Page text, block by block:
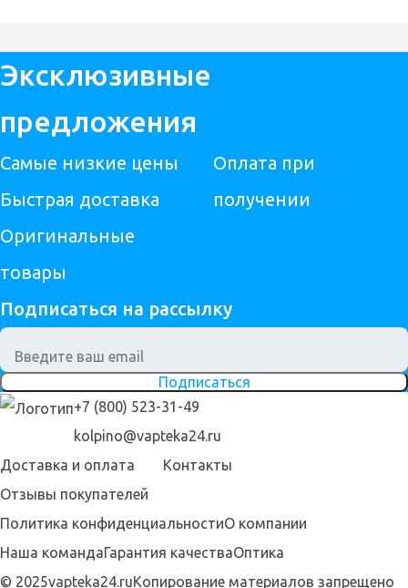
Эксклюзивные
предложения
Самые низкие цены
Быстрая доставка
Оригинальные
товары
Оплата при
получении
Подписаться на рассылку
Подписаться
+7 (800) 523-31-49
kolpino@vapteka24.ru
Доставка и оплата
Отзывы покупателей
Контакты
Политика конфиденциальностиО компании
Наша командаГарантия качестваОптика
© 2025vapteka24.ruКопирование материалов запрещено